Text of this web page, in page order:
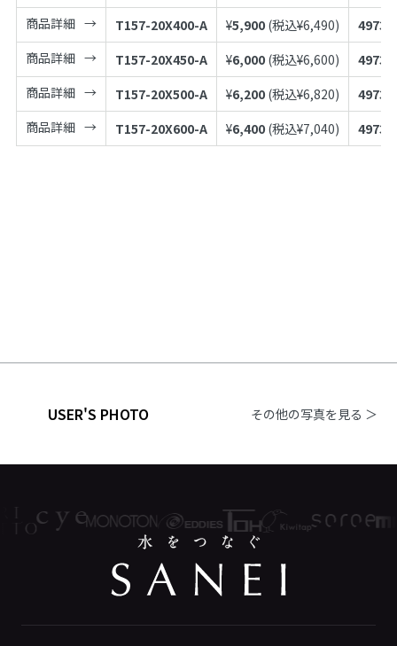
商品詳細
T157-20X400-A ¥5,900 (税込¥6,490)
商品詳細
T157-20X450-A ¥6,000 (税込¥6,600)
商品詳細
T157-20X500-A ¥6,200 (税込¥6,820)
商品詳細
T157-20X600-A ¥6,400 (税込¥7,040)
USER'S PHOTO その他の写真を見る ＞